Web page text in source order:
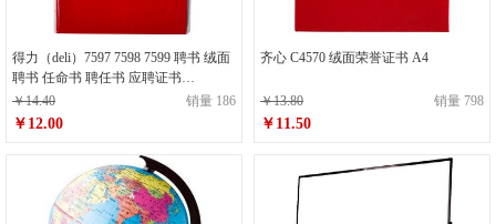
得力（deli）7597 7598 7599 聘书 绒面
聘书 任命书 聘任书 应聘证书
7597(6K) 1本
￥14.40 销量 186
￥12.00
齐心 C4570 绒面荣誉证书 A4
￥13.80 销量 798
￥11.50